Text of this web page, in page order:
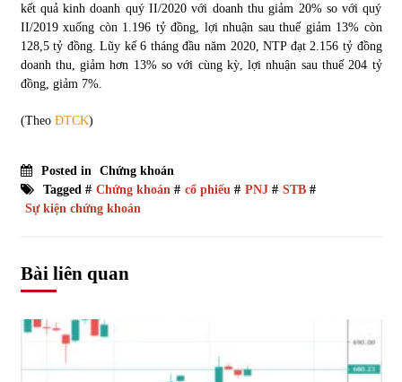
kết quả kinh doanh quý II/2020 với doanh thu giảm 20% so với quý
II/2019 xuống còn 1.196 tỷ đồng, lợi nhuận sau thuế giảm 13% còn
128,5 tỷ đồng. Lũy kế 6 tháng đầu năm 2020, NTP đạt 2.156 tỷ đồng
doanh thu, giảm hơn 13% so với cùng kỳ, lợi nhuận sau thuế 204 tỷ
đồng, giảm 7%.
(Theo ĐTCK)
Posted in
Chứng khoán
Tagged # Chứng khoán # cổ phiếu # PNJ# STB#
Sự kiện chứng khoán
Bài liên quan